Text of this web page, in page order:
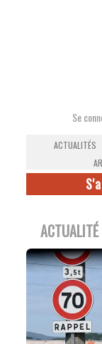
Se
ACTUALITÉS
ACTUALITÉ